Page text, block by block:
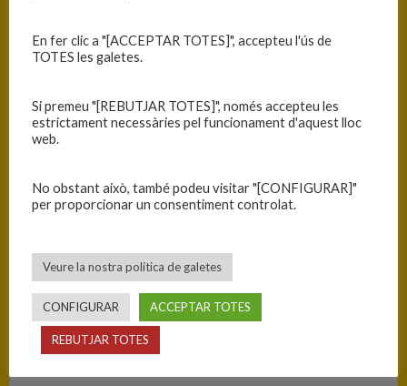
B.C. Torroella 26 21 16 28
PISTA
En fer clic a "[ACCEPTAR TOTES]", accepteu l'ús de
TOTES les galetes.
Si premeu "[REBUTJAR TOTES]", només accepteu les
estrictament necessàries pel funcionament d'aquest lloc
web.
No obstant això, també podeu visitar "[CONFIGURAR]"
per proporcionar un consentiment controlat.
Veure la nostra política de galetes
CONFIGURAR ACCEPTAR TOTES
REBUTJAR TOTES